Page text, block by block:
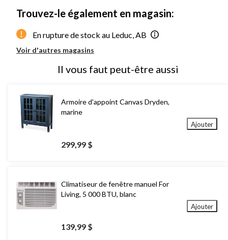
Trouvez-le également en magasin:
En rupture de stock au Leduc, AB
Voir d'autres magasins
Il vous faut peut-être aussi
Armoire d'appoint Canvas Dryden,
marine
299,99 $
Ajouter
Climatiseur de fenêtre manuel For
Living, 5 000 BTU, blanc
139,99 $
Ajouter